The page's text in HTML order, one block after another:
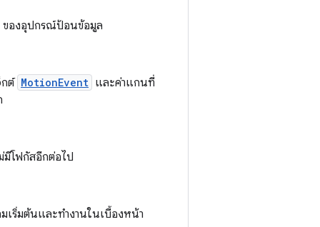
ของอุปกรณ์ป้อนข้อมูล
กต์ MotionEvent และค่าแกนที่
มีโฟกัสอีกต่อไป
เริ่มต้นและทำงานในเบื้องหน้า